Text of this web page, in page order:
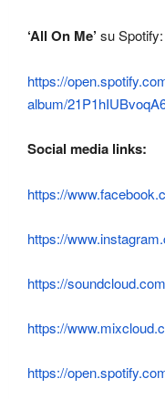
‘All On Me’ su Spotify:
https://
album/
Social media links:
https://
https://
https://
https://
https://